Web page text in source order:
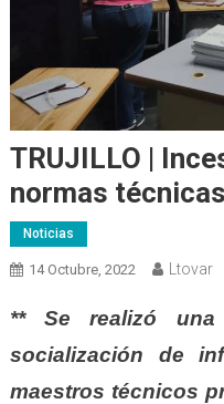
TRUJILLO |
normas
Noticias
14 Octubre, 2022 Ltovar
** Se realizó una
socialización de
maestros técnicos